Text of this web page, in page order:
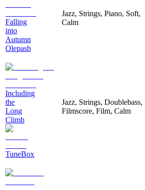
Falling
into
Autumn
Olepash
Jazz, Strings, Piano, Soft,
Calm
Including
the
Long
Climb
TuneBox
Jazz, Strings, Doublebass,
Filmscore, Film, Calm